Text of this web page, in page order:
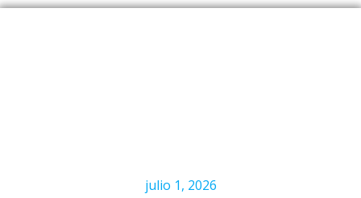
julio 1, 2026